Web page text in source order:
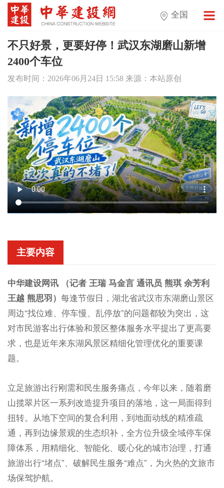
全国
不只好景，更要好停！武汉东湖磨山新增
2400个车位
发布时间：2026年06月24日 15:58 来源：本站原创
主要内容
中华建设网讯 （记者 王瑞 马金言 通讯员 熊琪 余芳利
王越 熊思羽） 每逢节假日，湖北省武汉市东湖磨山景区
周边“找位难、停车慢、乱停放”的问题都较为突出，这
对市民游客出行体验和景区整体服务水平提出了更高要
求，也是近年来东湖风景区精细化管理优化的重要课
题。
立足旅游出行刚需和民生服务痛点，今年以来，随着磨
山揽翠片区一系列改造提升项目的落地，这一局面得到
扭转。从地下空间的复合利用，到地面动线的精准疏
通，再到边缘景观的生态织补，全方位升级全域停车保
障体系，用精细化、智能化、暖心化的城市治理，打通
旅游出行“堵点”、破解民生服务“难点”，为火热的文旅市
场保驾护航。